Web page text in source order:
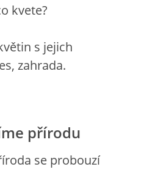
kvete?
s jejich
zahrada.
přírodu
se probouzí